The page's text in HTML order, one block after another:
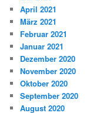
April 2021
März 2021
Februar 2021
Januar 2021
Dezember 2020
November 2020
Oktober 2020
September 2020
August 2020